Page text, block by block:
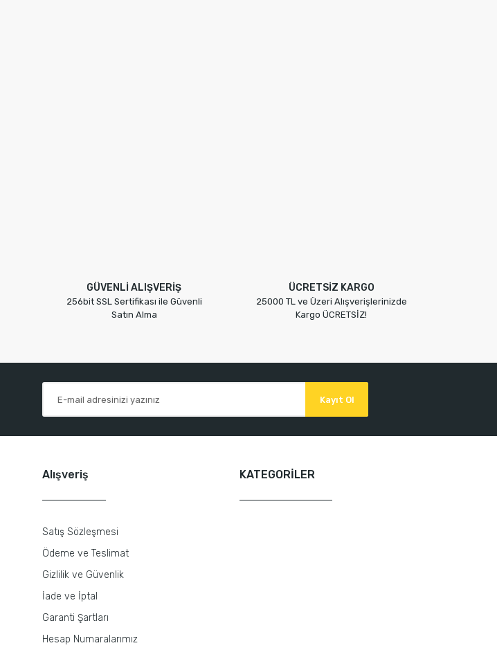
GÜVENLİ ALIŞVERİŞ
256bit SSL Sertifikası ile Güvenli
Satın Alma
ÜCRETSİZ KARGO
25000 TL ve Üzeri Alışverişlerinizde
Kargo ÜCRETSİZ!
Kayıt Ol
Alışveriş
Satış Sözleşmesi
Ödeme ve Teslimat
Gizlilik ve Güvenlik
İade ve İptal
Garanti Şartları
Hesap Numaralarımız
KATEGORİLER